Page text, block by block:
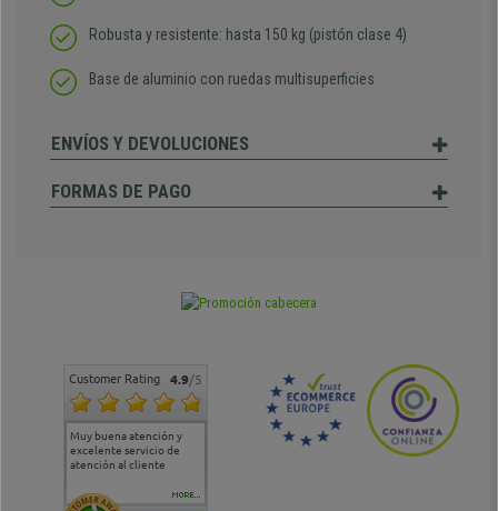
Robusta y resistente: hasta 150 kg (pistón clase 4)
Base de aluminio con ruedas multisuperficies
ENVÍOS Y DEVOLUCIONES
FORMAS DE PAGO
Customer Rating 4.9/5
Muy buena atención y
excelente servicio de
atención al cliente
Muy buena atención de
cara al asesoramiento
Si estoy contento
MORE...